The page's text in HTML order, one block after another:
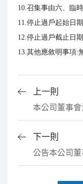
10.召集事由六、臨
11.停止過戶起始日
12.停止過戶截止日
13.其他應敘明事項:
上一則
本公司董事
下一則
公告本公司